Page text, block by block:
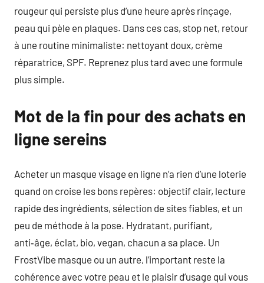
rougeur qui persiste plus d’une heure après rinçage,
peau qui pèle en plaques. Dans ces cas, stop net, retour
à une routine minimaliste: nettoyant doux, crème
réparatrice, SPF. Reprenez plus tard avec une formule
plus simple.
Mot de la fin pour des achats en
ligne sereins
Acheter un masque visage en ligne n’a rien d’une loterie
quand on croise les bons repères: objectif clair, lecture
rapide des ingrédients, sélection de sites fiables, et un
peu de méthode à la pose. Hydratant, purifiant,
anti‑âge, éclat, bio, vegan, chacun a sa place. Un
FrostVibe masque ou un autre, l’important reste la
cohérence avec votre peau et le plaisir d’usage qui vous